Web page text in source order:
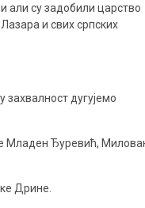
али су задобили царство
и свих српских
дугујемо
Младен Ђуревић,
Дрине.